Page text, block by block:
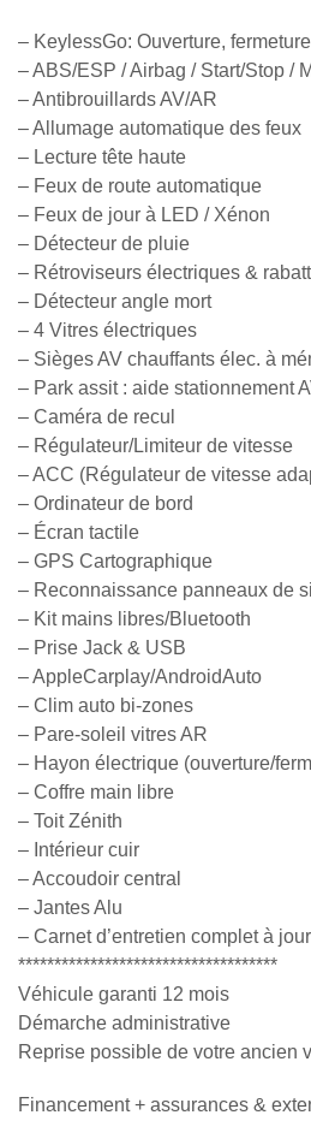
– KeylessGo: Ouverture,
– ABS/ESP / Airbag / Start/Stop /
– Antibrouillards AV/AR
– Allumage automatique des feux
– Lecture tête haute
– Feux de route automatique
– Feux de jour à LED / Xénon
– Détecteur de pluie
– Rétroviseurs électriques &
– Détecteur angle mort
– 4 Vitres électriques
– Sièges AV chauffants élec. à
– Park assit : aide stationnement
– Caméra de recul
– Régulateur/Limiteur de vitesse
– ACC (Régulateur de vitesse
– Ordinateur de bord
– Écran tactile
– GPS Cartographique
– Reconnaissance panneaux de
– Kit mains libres/Bluetooth
– Prise Jack & USB
– AppleCarplay/AndroidAuto
– Clim auto bi-zones
– Pare-soleil vitres AR
– Hayon électrique (ouverture/
– Coffre main libre
– Toit Zénith
– Intérieur cuir
– Accoudoir central
– Jantes Alu
– Carnet d’entretien complet à jour
************************************
Véhicule garanti 12 mois
Démarche administrative
Reprise possible de votre ancien
Financement + assurances &